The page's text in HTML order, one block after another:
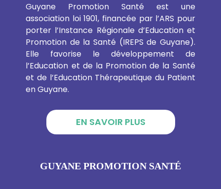
Guyane Promotion Santé est une
association loi 1901, financée par l’ARS pour
porter l’Instance Régionale d’Education et
Promotion de la Santé (IREPS de Guyane).
Elle favorise le développement de
l’Education et de la Promotion de la Santé
et de l’Education Thérapeutique du Patient
en Guyane.
EN SAVOIR PLUS
GUYANE PROMOTION SANTÉ